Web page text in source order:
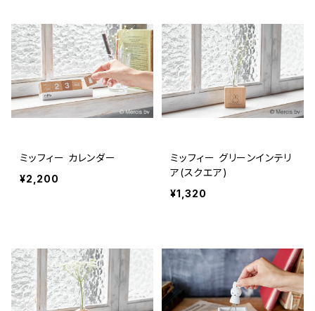
ミッフィー カレンダー
¥2,200
ミッフィー グリーンインテリ
ア(スクエア)
¥1,320